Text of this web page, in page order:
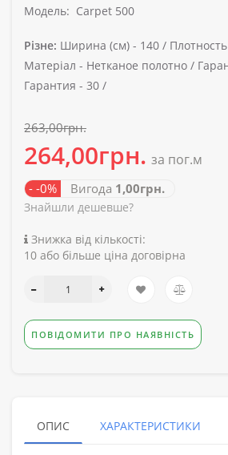
Модель: Carpet 500
Різне: Ширина (см) - 140 /
Матеріал - Нетканое полотно /
Гарантия - 30 /
263,00грн.
264,00грн. за пог.м
- -0% Вигода 1,00грн.
Знайшли дешевше?
Знижка від кількості:
10 або більше ціна договірна
ПОВІДОМИТИ ПРО НАЯВНІСТЬ
ОПИС ХАРАКТЕРИСТИКИ